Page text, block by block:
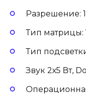
Разрешение:
Тип матрицы:
Тип
Звук 2х5 Вт,